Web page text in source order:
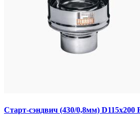
Старт-сэндвич (430/0,8мм) D115х200